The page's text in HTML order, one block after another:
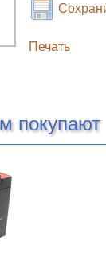
Печать
покупают